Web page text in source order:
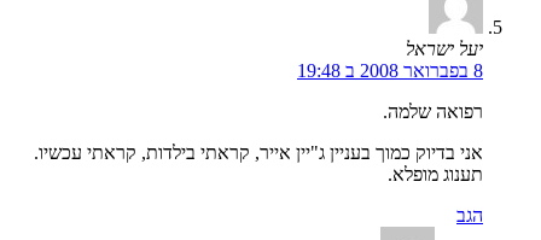
יעל ישראל
8 בפברואר 2008 ב 19:48
רפואה שלמה.
אני בדיוק כמוך בעניין ג"יין אייר, קראתי בילדות, קראתי עכשיו.
תענוג מופלא.
הגב